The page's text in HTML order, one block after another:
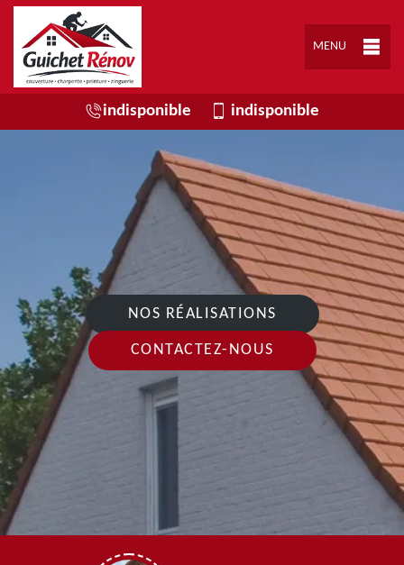
MENU
indisponible indisponible
NOS RÉALISATIONS
CONTACTEZ-NOUS